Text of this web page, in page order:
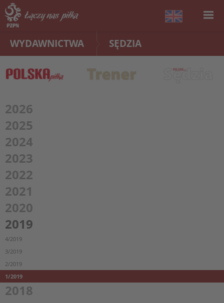
WYDAWNICTWA SĘDZIA
2026
2025
2024
2023
2022
2021
2020
2019
4/2019
3/2019
2/2019
1/2019
2018